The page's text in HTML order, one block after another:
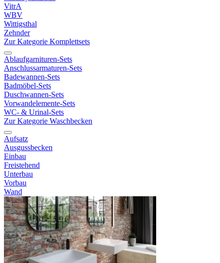
VitrA
WBV
Wittigsthal
Zehnder
Zur Kategorie Komplettsets
Ablaufgarnituren-Sets
Anschlussarmaturen-Sets
Badewannen-Sets
Badmöbel-Sets
Duschwannen-Sets
Vorwandelemente-Sets
WC- & Urinal-Sets
Zur Kategorie Waschbecken
Aufsatz
Ausgussbecken
Einbau
Freistehend
Unterbau
Vorbau
Wand